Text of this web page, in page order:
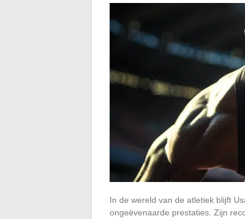
In de wereld van de atletiek blijft
ongeëvenaarde prestaties. Zijn